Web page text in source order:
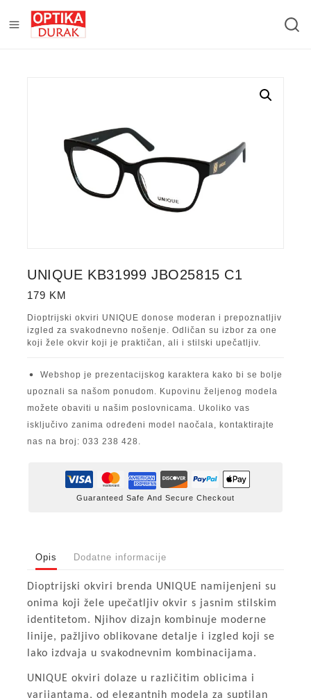
UNIQUE KB31999 JBO25815 C1
179 KM
Dioptrijski okviri UNIQUE donose moderan i prepoznatljiv
izgled za svakodnevno nošenje. Odličan su izbor za one
koji žele okvir koji je praktičan, ali i stilski upečatljiv.
Webshop je prezentacijskog karaktera kako bi se bolje
upoznali sa našom ponudom. Kupovinu željenog modela
možete obaviti u našim poslovnicama. Ukoliko vas
isključivo zanima određeni model naočala, kontaktirajte
nas na broj: 033 238 428.
Guaranteed Safe And Secure Checkout
Opis Dodatne informacije
Dioptrijski okviri brenda UNIQUE namijenjeni su
onima koji žele upečatljiv okvir s jasnim stilskim
identitetom. Njihov dizajn kombinuje moderne
linije, pažljivo oblikovane detalje i izgled koji se
lako izdvaja u svakodnevnim kombinacijama.
UNIQUE okviri dolaze u različitim oblicima i
varijantama, od elegantnih modela za suptilan